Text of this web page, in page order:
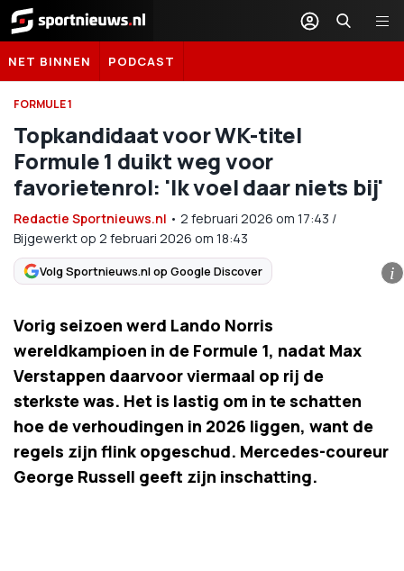
Sportnieuws.nl
NET BINNEN PODCAST
FORMULE 1
Topkandidaat voor WK-titel
Formule 1 duikt weg voor
favorietenrol: 'Ik voel daar niets bij'
Redactie Sportnieuws.nl • 2 februari 2026 om 17:43 /
Bijgewerkt op 2 februari 2026 om 18:43
Volg Sportnieuws.nl op Google Discover i
Vorig seizoen werd Lando Norris
wereldkampioen in de Formule 1, nadat Max
Verstappen daarvoor viermaal op rij de
sterkste was. Het is lastig om in te schatten
hoe de verhoudingen in 2026 liggen, want de
regels zijn flink opgeschud. Mercedes-coureur
George Russell geeft zijn inschatting.